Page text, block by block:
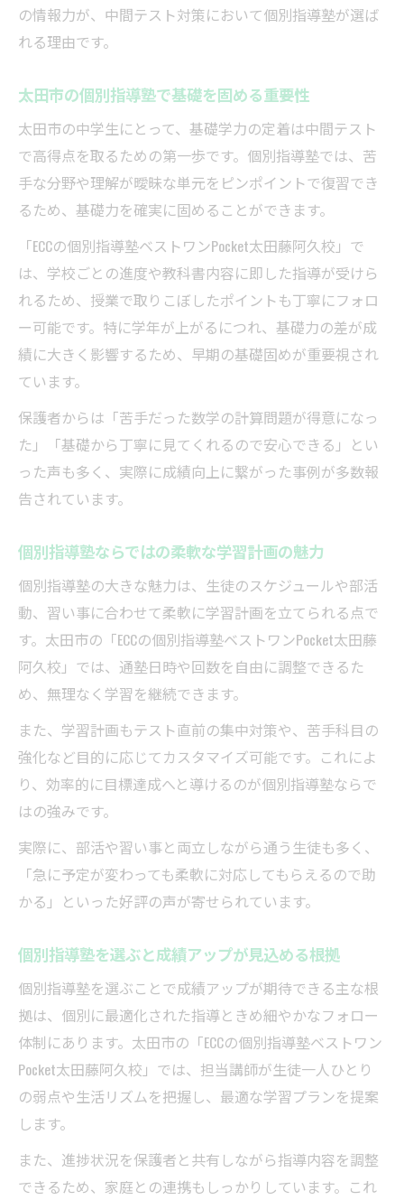
太田市で個別指導塾を選ぶ際の比較のポイ
ント
ント
短期間で成果を出す個別指導塾選びのコツ
短期集中で成果を上げる個別指導塾の選び
方
個別指導塾の体験講座で自分に合う学習法
発見
個別指導塾のコスパ重視で賢く通塾する方
法
個別指導塾の予習型授業で効率良く学力向
上
訣
2学期の成績向上に効く個別指導の秘訣
2学期の中間テスト対策は個別指導塾が最適
個別指導塾で苦手単元の克服を実現する方
法
個別指導塾の個別カリキュラムが成績向上
2学期の成績アップに役立つ個別指導塾の活
用法
個別指導塾の比較で自分に合った塾を見つ
ける
個別指導塾の見学や体験で納得の塾選びを
個別指導塾の料金やシステムをしっかりチ
ェック
功を支える
個別指導塾選びは家族のスケジュールも考
慮して
の情報力が、中間テスト対策において個別指導塾が選ば
れる理由です。
太田市の個別指導塾で基礎を固める重要性
太田市の中学生にとって、基礎学力の定着は中間テスト
で高得点を取るための第一歩です。個別指導塾では、苦
手な分野や理解が曖昧な単元をピンポイントで復習でき
るため、基礎力を確実に固めることができます。
「ECCの個別指導塾ベストワンPocket太田藤阿久校」で
は、学校ごとの進度や教科書内容に即した指導が受けら
れるため、授業で取りこぼしたポイントも丁寧にフォロ
ー可能です。特に学年が上がるにつれ、基礎力の差が成
績に大きく影響するため、早期の基礎固めが重要視され
ています。
保護者からは「苦手だった数学の計算問題が得意になっ
た」「基礎から丁寧に見てくれるので安心できる」とい
った声も多く、実際に成績向上に繋がった事例が多数報
告されています。
個別指導塾ならではの柔軟な学習計画の魅力
個別指導塾の大きな魅力は、生徒のスケジュールや部活
動、習い事に合わせて柔軟に学習計画を立てられる点で
す。太田市の「ECCの個別指導塾ベストワンPocket太田藤
阿久校」では、通塾日時や回数を自由に調整できるた
め、無理なく学習を継続できます。
また、学習計画もテスト直前の集中対策や、苦手科目の
強化など目的に応じてカスタマイズ可能です。これによ
り、効率的に目標達成へと導けるのが個別指導塾ならで
はの強みです。
実際に、部活や習い事と両立しながら通う生徒も多く、
「急に予定が変わっても柔軟に対応してもらえるので助
かる」といった好評の声が寄せられています。
個別指導塾を選ぶと成績アップが見込める根拠
個別指導塾を選ぶことで成績アップが期待できる主な根
拠は、個別に最適化された指導ときめ細やかなフォロー
体制にあります。太田市の「ECCの個別指導塾ベストワン
Pocket太田藤阿久校」では、担当講師が生徒一人ひとり
の弱点や生活リズムを把握し、最適な学習プランを提案
します。
また、進捗状況を保護者と共有しながら指導内容を調整
できるため、家庭との連携もしっかりしています。これ